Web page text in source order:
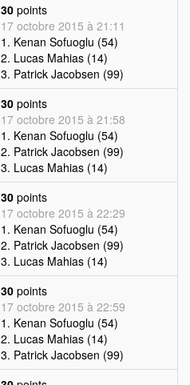
30 points
17 octobre 2015 à 21:11
1. Kenan Sofuoglu (54)
2. Lucas Mahias (14)
3. Patrick Jacobsen (99)
30 points
17 octobre 2015 à 21:58
1. Kenan Sofuoglu (54)
2. Patrick Jacobsen (99)
3. Lucas Mahias (14)
30 points
17 octobre 2015 à 22:29
1. Kenan Sofuoglu (54)
2. Patrick Jacobsen (99)
3. Lucas Mahias (14)
30 points
17 octobre 2015 à 22:59
1. Kenan Sofuoglu (54)
2. Lucas Mahias (14)
3. Patrick Jacobsen (99)